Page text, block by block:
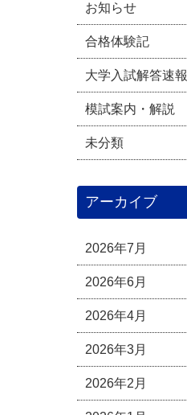
お知らせ
合格体験記
大学入試解答速報
模試案内・解説
未分類
アーカイブ
2026年7月
2026年6月
2026年4月
2026年3月
2026年2月